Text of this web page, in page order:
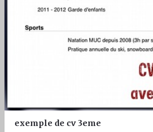
exemple de cv 3eme